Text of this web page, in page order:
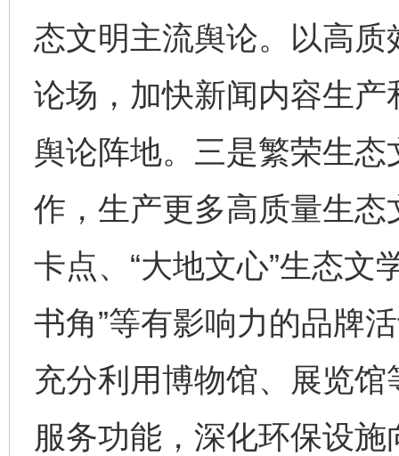
态文明主流舆论。以高
论场，加快新闻内容生
舆论阵地。三是繁荣生
作，生产更多高质量生
卡点、“大地文心”生态文
书角”等有影响力的品牌
充分利用博物馆、展览
服务功能，深化环保设